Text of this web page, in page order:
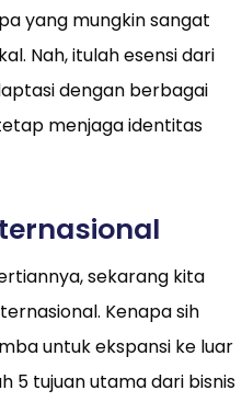
yang mungkin sangat
Nah, itulah esensi dari
dengan berbagai
menjaga identitas
sekarang kita
Kenapa sih
untuk ekspansi ke luar
5 tujuan utama dari bisnis